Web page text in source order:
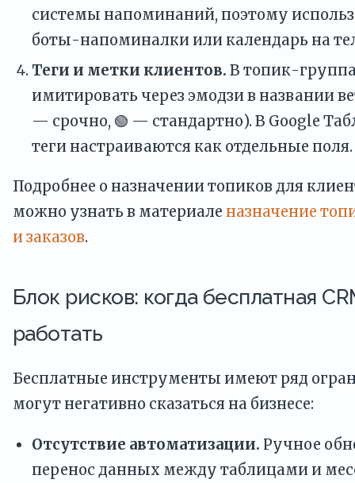
системы напоминаний, поэтому
боты-напоминалки или календарь на
Теги и метки клиентов. В топик-
имитировать через эмодзи в названии
— срочно, 🟢 — стандартно). В Google
теги настраиваются как отдельные поля.
Подробнее о назначении топиков для
можно узнать в материале назначение
и заказов.
Блок рисков: когда бесплатная
работать
Бесплатные инструменты имеют ряд
могут негативно сказаться на бизнесе:
Отсутствие автоматизации. Ручное
перенос данных между таблицами и